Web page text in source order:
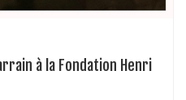
à la Fondation Henri